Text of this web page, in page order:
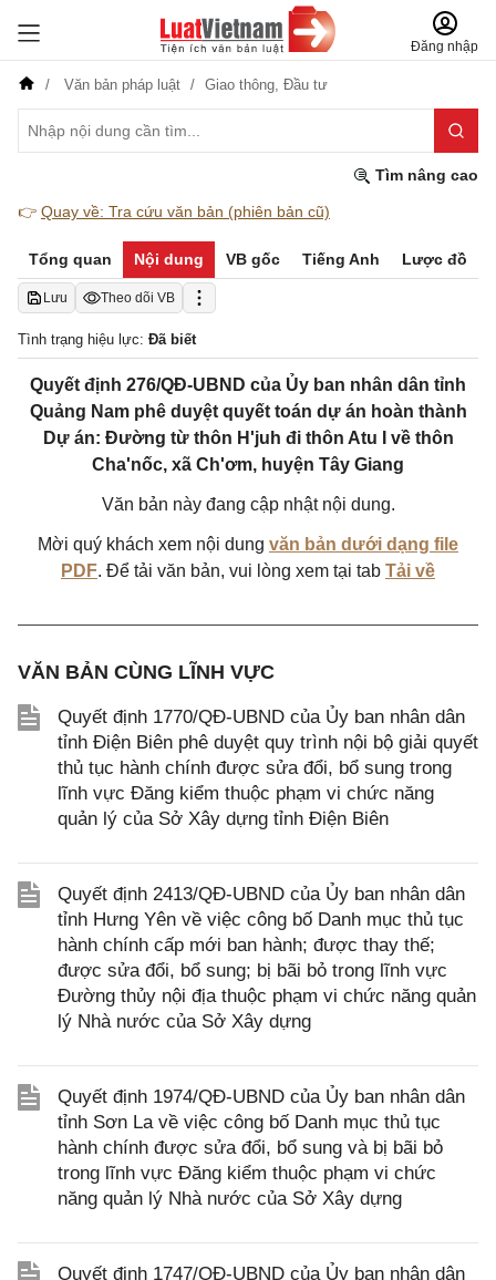
Đăng nhập
Văn bản pháp luật Giao thông, Đầu tư
Tìm nâng cao
👉 Quay về: Tra cứu văn bản (phiên bản cũ)
Tổng quan Nội dung VB gốc Tiếng Anh Lược đồ
Lưu Theo dõi VB
Tình trạng hiệu lực: Đã biết
Quyết định 276/QĐ-UBND của Ủy ban nhân dân tỉnh
Quảng Nam phê duyệt quyết toán dự án hoàn thành
Dự án: Đường từ thôn H'juh đi thôn Atu I về thôn
Cha'nốc, xã Ch'ơm, huyện Tây Giang
Văn bản này đang cập nhật nội dung.
Mời quý khách xem nội dung văn bản dưới dạng file
PDF. Để tải văn bản, vui lòng xem tại tab Tải về
VĂN BẢN CÙNG LĨNH VỰC
Quyết định 1770/QĐ-UBND của Ủy ban nhân dân
tỉnh Điện Biên phê duyệt quy trình nội bộ giải quyết
thủ tục hành chính được sửa đổi, bổ sung trong
lĩnh vực Đăng kiểm thuộc phạm vi chức năng
quản lý của Sở Xây dựng tỉnh Điện Biên
Quyết định 2413/QĐ-UBND của Ủy ban nhân dân
tỉnh Hưng Yên về việc công bố Danh mục thủ tục
hành chính cấp mới ban hành; được thay thế;
được sửa đổi, bổ sung; bị bãi bỏ trong lĩnh vực
Đường thủy nội địa thuộc phạm vi chức năng quản
lý Nhà nước của Sở Xây dựng
Quyết định 1974/QĐ-UBND của Ủy ban nhân dân
tỉnh Sơn La về việc công bố Danh mục thủ tục
hành chính được sửa đổi, bổ sung và bị bãi bỏ
trong lĩnh vực Đăng kiểm thuộc phạm vi chức
năng quản lý Nhà nước của Sở Xây dựng
Quyết định 1747/QĐ-UBND của Ủy ban nhân dân